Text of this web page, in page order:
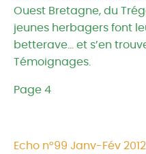
Ouest Bretagne, du
jeunes herbagers font
betterave… et s’en
Témoignages.
Page 4
Echo n°99 Janv-Fév 2012